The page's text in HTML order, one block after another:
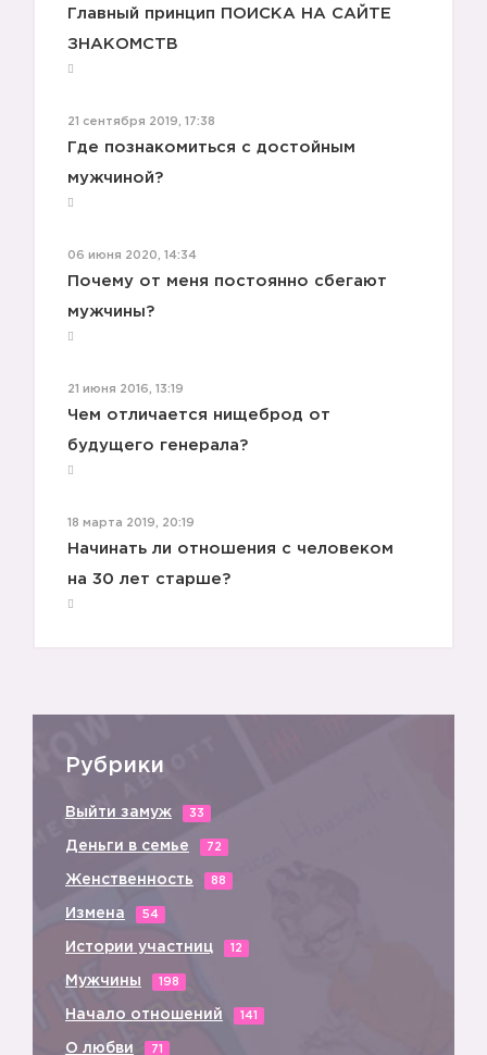
Главный принцип ПОИСКА НА САЙТЕ
ЗНАКОМСТВ
21 сентября 2019, 17:38
Где познакомиться с достойным
мужчиной?
06 июня 2020, 14:34
Почему от меня постоянно сбегают
мужчины?
21 июня 2016, 13:19
Чем отличается нищеброд от
будущего генерала?
18 марта 2019, 20:19
Начинать ли отношения с человеком
на 30 лет старше?
Рубрики
Выйти замуж 33
Деньги в семье 72
Женственность 88
Измена 54
Истории участниц 12
Мужчины 198
Начало отношений 141
О любви 71